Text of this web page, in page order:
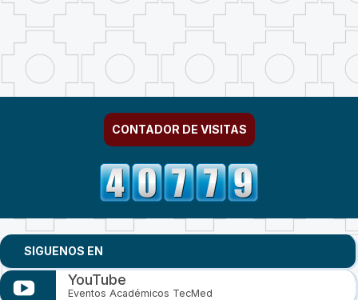
CONTADOR DE VISITAS
SIGUENOS EN
YouTube
Eventos Académicos TecMed